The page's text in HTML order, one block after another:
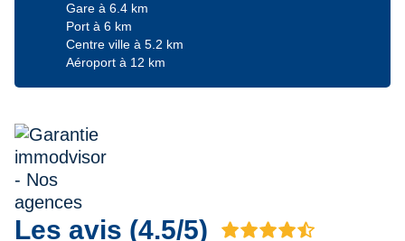
Gare à 6.4 km
Port à 6 km
Centre ville à 5.2 km
Aéroport à 12 km
Les avis (4.5/5)